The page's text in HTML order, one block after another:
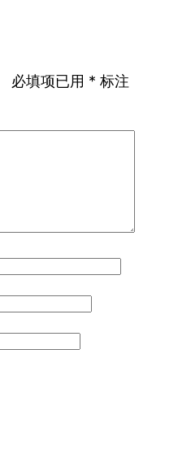
必填项已用 * 标注